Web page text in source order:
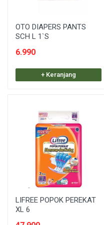
OTO DIAPERS PANTS
SCH L 1`S
6.990
+ Keranjang
LIFREE POPOK PEREKAT
XL 6